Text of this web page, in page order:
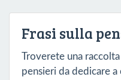
Frasi sulla
Troverete una
pensieri da dedicare a